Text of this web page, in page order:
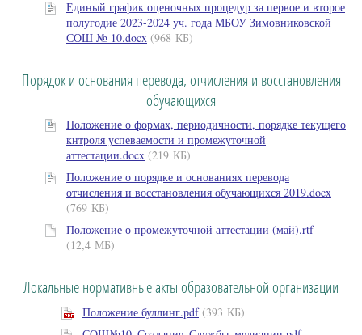
Единый график оценочных процедур за первое и второе
полугодие 2023-2024 уч. года МБОУ Зимовниковской
СОШ № 10.docx (968 КБ)
Порядок и основания перевода, отчисления и восстановления
обучающихся
Положение о формах, периодичности, порядке текущего
кнтроля успеваемости и промежуточной
аттестации.docx (219 КБ)
Положение о порядке и основаниях перевода
отчисления и восстановления обучающихся 2019.docx
(769 КБ)
Положение о промежуточной аттестации (май).rtf
(12,4 МБ)
Локальные нормативные акты образовательной организации
Положение буллинг.pdf (393 КБ)